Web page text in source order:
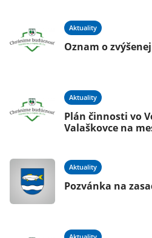
Aktuality
Oznam o
Aktuality
Plán činnosti vo
Valaškovce na
Aktuality
Pozvánka na